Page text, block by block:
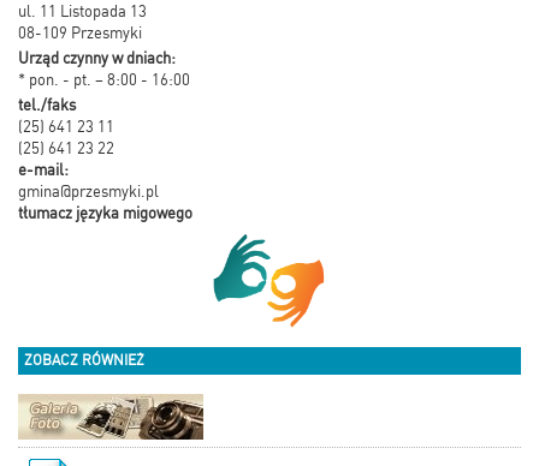
ul. 11 Listopada 13
08-109 Przesmyki
Urząd czynny w dniach:
* pon. - pt. – 8:00 - 16:00
tel./faks
(25) 641 23 11
(25) 641 23 22
e-mail:
gmina@przesmyki.pl
tłumacz języka migowego
ZOBACZ RÓWNIEŻ